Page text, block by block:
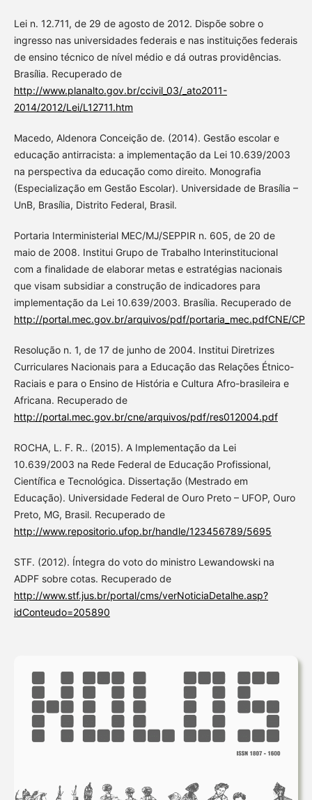
Lei n. 12.711, de 29 de agosto de 2012. Dispõe sobre o
ingresso nas universidades federais e nas instituições federais
de ensino técnico de nível médio e dá outras providências.
Brasília. Recuperado de
http://www.planalto.gov.br/ccivil_03/_ato2011-
2014/2012/Lei/L12711.htm
Macedo, Aldenora Conceição de. (2014). Gestão escolar e
educação antirracista: a implementação da Lei 10.639/2003
na perspectiva da educação como direito. Monografia
(Especialização em Gestão Escolar). Universidade de Brasília –
UnB, Brasília, Distrito Federal, Brasil.
Portaria Interministerial MEC/MJ/SEPPIR n. 605, de 20 de
maio de 2008. Institui Grupo de Trabalho Interinstitucional
com a finalidade de elaborar metas e estratégias nacionais
que visam subsidiar a construção de indicadores para
implementação da Lei 10.639/2003. Brasília. Recuperado de
http://portal.mec.gov.br/arquivos/pdf/portaria_mec.pdfCNE/CP
Resolução n. 1, de 17 de junho de 2004. Institui Diretrizes
Curriculares Nacionais para a Educação das Relações Étnico-
Raciais e para o Ensino de História e Cultura Afro-brasileira e
Africana. Recuperado de
http://portal.mec.gov.br/cne/arquivos/pdf/res012004.pdf
ROCHA, L. F. R.. (2015). A Implementação da Lei
10.639/2003 na Rede Federal de Educação Profissional,
Científica e Tecnológica. Dissertação (Mestrado em
Educação). Universidade Federal de Ouro Preto – UFOP, Ouro
Preto, MG, Brasil. Recuperado de
http://www.repositorio.ufop.br/handle/123456789/5695
STF. (2012). Íntegra do voto do ministro Lewandowski na
ADPF sobre cotas. Recuperado de
http://www.stf.jus.br/portal/cms/verNoticiaDetalhe.asp?
idConteudo=205890